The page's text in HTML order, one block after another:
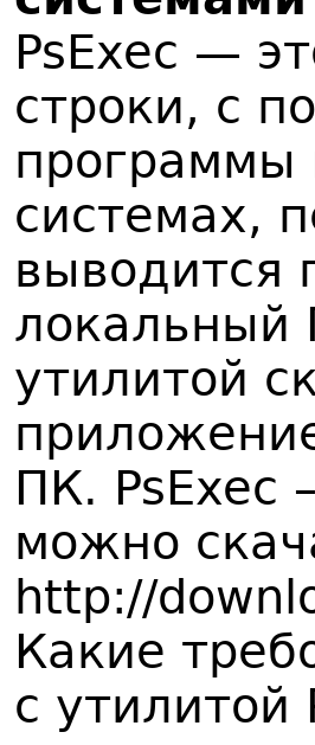
PsExec —
строки, с
программы
системах,
выводится
локальный
утилитой
ПК. PsExec
можно
http://
Какие
с утилитой